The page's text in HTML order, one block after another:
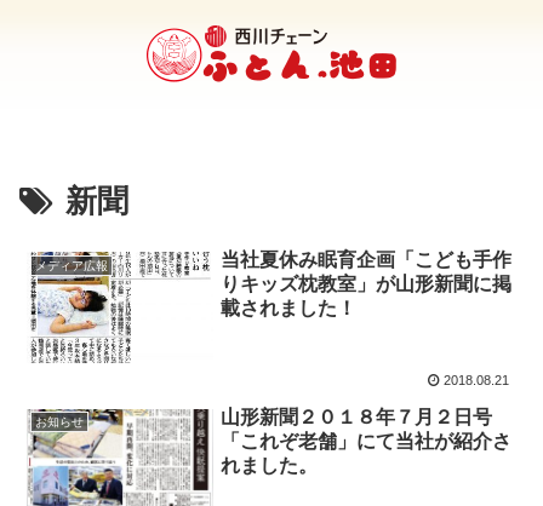
新聞
メディア広報
当社夏休み眠育企画「こども手作
りキッズ枕教室」が山形新聞に掲
載されました！
2018.08.21
お知らせ
山形新聞２０１８年７月２日号
「これぞ老舗」にて当社が紹介さ
れました。